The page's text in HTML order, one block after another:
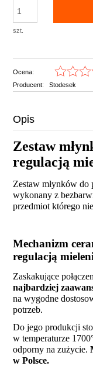
szt.
Ocena:
Producent:
Stodesek
Opis
Zestaw
regulacją
Zestaw młynków do
wykonany z
przedmiot którego
Mechanizm
regulacją
Zaskakujące
najbardziej
na wygodne
potrzeb.
Do jego produkcji
w temperaturze
odporny na zużycie.
w Polsce.